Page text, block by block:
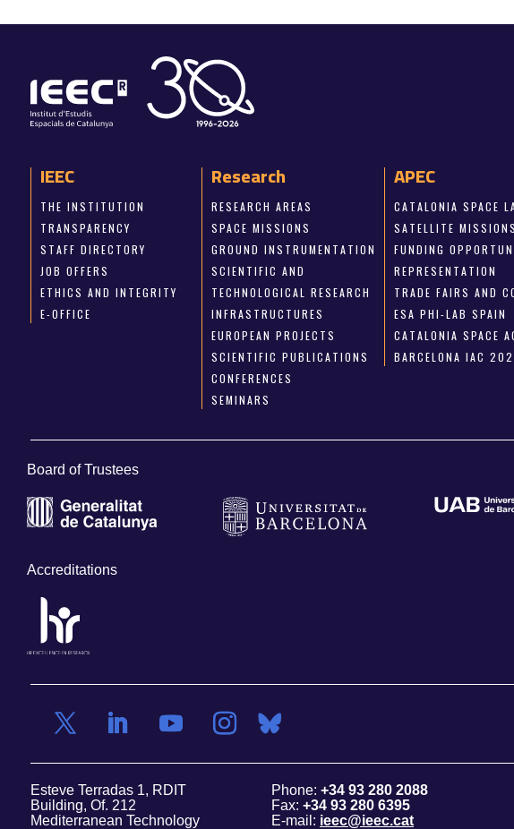
IEEC
THE INSTITUTION
TRANSPARENCY
STAFF DIRECTORY
JOB OFFERS
ETHICS AND INTEGRITY
E-OFFICE
Research
RESEARCH AREAS
SPACE MISSIONS
GROUND INSTRUMENTATION
SCIENTIFIC AND
TECHNOLOGICAL RESEARCH
INFRASTRUCTURES
EUROPEAN PROJECTS
SCIENTIFIC PUBLICATIONS
CONFERENCES
SEMINARS
APEC
CATALONIA SPACE
SATELLITE MISSIONS
FUNDING
REPRESENTATION
TRADE FAIRS AND
ESA PHI-LAB SPAIN
CATALONIA SPACE
BARCELONA IAC
Board of Trustees
Accreditations
Esteve Terradas 1, RDIT
Building, Of. 212
Mediterranean Technology
Phone: +34 93 280 2088
Fax: +34 93 280 6395
E-mail: ieec@ieec.cat